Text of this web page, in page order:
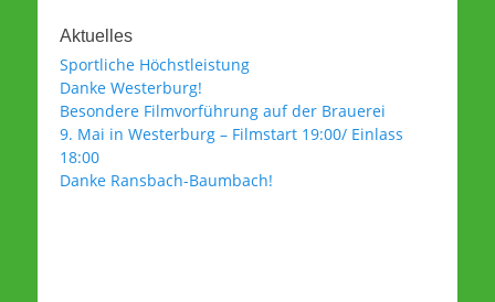
Aktuelles
Sportliche Höchstleistung
Danke Westerburg!
Besondere Filmvorführung auf der Brauerei
9. Mai in Westerburg – Filmstart 19:00/ Einlass
18:00
Danke Ransbach-Baumbach!